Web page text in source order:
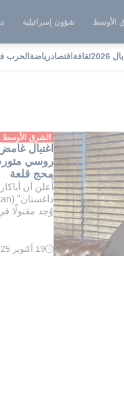
الأوسط شؤون إسرائيلية
2026 ثقافة اقتصادرياضة الحرب Utro Dagestan
الشرق الأوسط
اغتيال
روسي
محج قلعة
أُعلن أن
وُجد مقتولًا
وقت
19 أكتوبر 2025